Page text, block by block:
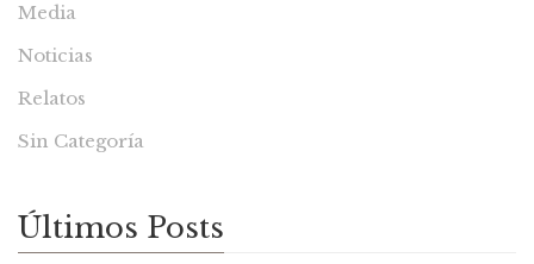
Media
Noticias
Relatos
Sin Categoría
Últimos Posts